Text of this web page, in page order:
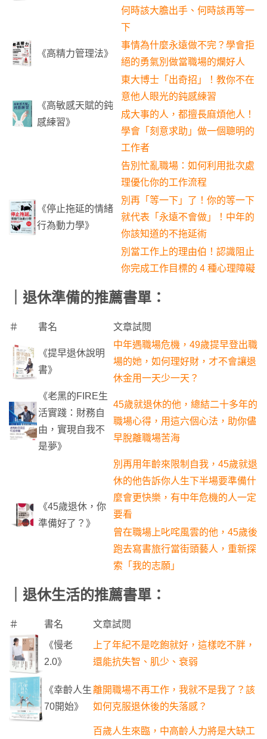
何時該大膽出手、何時該再等一
下
《高精力管理法》
事情為什麼永遠做不完？學會拒
絕的勇氣別做當職場的爛好人
《高敏感天賦的鈍
感練習》
東大博士「出奇招」！教你不在
意他人眼光的鈍感練習
成大事的人，都擅長麻煩他人！
學會「刻意求助」做一個聰明的
工作者
《停止拖延的情緒
行為動力學》
告別忙亂職場：如何利用批次處
理優化你的工作流程
別再「等一下」了！你的等一下
就代表「永遠不會做」！中年的
你該知道的不拖延術
別當工作上的理由伯！認識阻止
你完成工作目標的 4 種心理障礙
｜退休準備的推薦書單：
＃ 書名 文章試閱
《提早退休說明
書》
中年遇職場危機，49歲提早登出職
場的她，如何理好財，才不會讓退
休金用一天少一天？
《老黑的FIRE生
活實踐：財務自
由，實現自我不
是夢》
45歲就退休的他，總結二十多年的
職場心得，用這六個心法，助你儘
早脫離職場苦海
《45歲退休，你
準備好了？》
別再用年齡來限制自我，45歲就退
休的他告訴你人生下半場要準備什
麼會更快樂，有中年危機的人一定
要看
曾在職場上叱咤風雲的他，45歲後
跑去寫書旅行當街頭藝人，重新探
索「我的志願」
｜退休生活的推薦書單：
＃ 書名 文章試閱
《慢老
2.0》
上了年紀不是吃飽就好，這樣吃不胖，
還能抗失智、肌少、衰弱
《幸齡人生
70開始》
離開職場不再工作，我就不是我了？該
如何克服退休後的失落感？
百歲人生來臨，中高齡人力將是大缺工